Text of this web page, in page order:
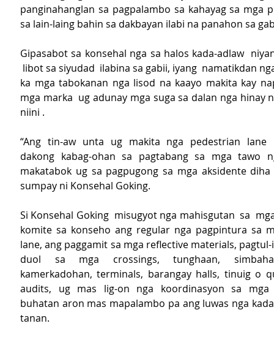
panginahanglan sa pagpalambo sa kahayag sa mga
sa lain-laing bahin sa dakbayan ilabi na panahon sa
Gipasabot sa konsehal nga sa halos kada-adlaw
libot sa siyudad  ilabina sa gabii, iyang  namatikdan
ka mga tabokanan nga lisod na kaayo makita kay
mga marka  ug adunay mga suga sa dalan nga hinay
niini .
“Ang tin-aw unta ug makita nga pedestrian lane
dakong kabag-ohan sa pagtabang sa mga tawo
makatabok ug sa pagpugong sa mga aksidente diha
sumpay ni Konsehal Goking.
Si Konsehal Goking  misugyot nga mahisgutan  sa
komite sa konseho ang regular nga pagpintura sa
lane, ang paggamit sa mga reflective materials,
duol sa mga crossings, tunghaan,
kamerkadohan, terminals, barangay halls, tinuig o
audits, ug mas lig-on nga koordinasyon sa mga
buhatan aron mas mapalambo pa ang luwas nga
tanan.